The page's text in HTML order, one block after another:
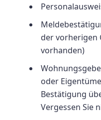
der vorherigen
vorhanden)
oder
Bestätigung
Vergessen Sie